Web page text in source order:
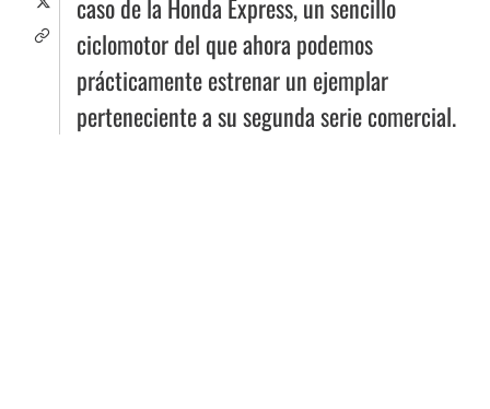
caso de la Honda Express, un sencillo
ciclomotor del que ahora podemos
prácticamente estrenar un ejemplar
perteneciente a su segunda serie comercial.